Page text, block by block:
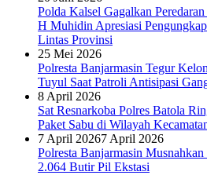
Polda Kalsel Gagalkan
H Muhidin Apresiasi
Lintas Provinsi
25 Mei 2026
Polresta Banjarmasin Tegur
Tuyul Saat Patroli Antisipasi
8 April 2026
Sat Resnarkoba Polres Batola
Paket Sabu di Wilayah
7 April 20267 April 2026
Polresta Banjarmasin
2.064 Butir Pil Ekstasi